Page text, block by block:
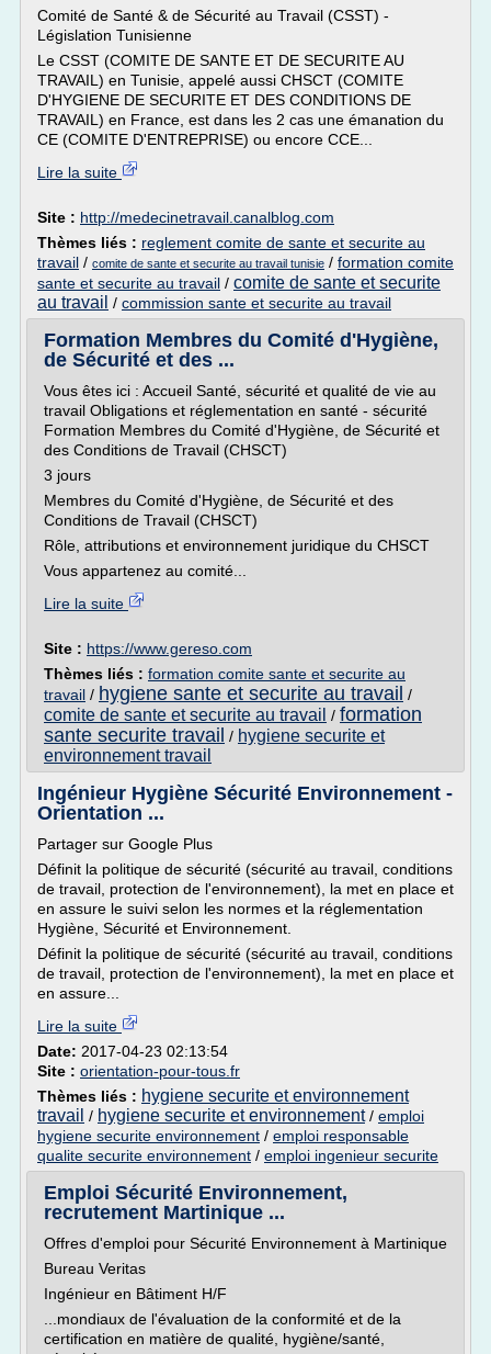
Comité de Santé & de Sécurité au Travail (CSST) -
Législation Tunisienne
Le CSST (COMITE DE SANTE ET DE SECURITE AU
TRAVAIL) en Tunisie, appelé aussi CHSCT (COMITE
D'HYGIENE DE SECURITE ET DES CONDITIONS DE
TRAVAIL) en France, est dans les 2 cas une émanation du
CE (COMITE D'ENTREPRISE) ou encore CCE...
Lire la suite
Site : http://medecinetravail.canalblog.com
Thèmes liés : reglement comite de sante et securite au
travail / comite de sante et securite au travail tunisie / formation comite
sante et securite au travail / comite de sante et securite
au travail / commission sante et securite au travail
Formation Membres du Comité d'Hygiène,
de Sécurité et des ...
Vous êtes ici : Accueil Santé, sécurité et qualité de vie au
travail Obligations et réglementation en santé - sécurité
Formation Membres du Comité d'Hygiène, de Sécurité et
des Conditions de Travail (CHSCT)
3 jours
Membres du Comité d'Hygiène, de Sécurité et des
Conditions de Travail (CHSCT)
Rôle, attributions et environnement juridique du CHSCT
Vous appartenez au comité...
Lire la suite
Site : https://www.gereso.com
Thèmes liés : formation comite sante et securite au
travail / hygiene sante et securite au travail /
comite de sante et securite au travail / formation
sante securite travail / hygiene securite et
environnement travail
Ingénieur Hygiène Sécurité Environnement -
Orientation ...
Partager sur Google Plus
Définit la politique de sécurité (sécurité au travail, conditions
de travail, protection de l'environnement), la met en place et
en assure le suivi selon les normes et la réglementation
Hygiène, Sécurité et Environnement.
Définit la politique de sécurité (sécurité au travail, conditions
de travail, protection de l'environnement), la met en place et
en assure...
Lire la suite
Date: 2017-04-23 02:13:54
Site : orientation-pour-tous.fr
Thèmes liés : hygiene securite et environnement
travail / hygiene securite et environnement/ emploi
hygiene securite environnement / emploi responsable
qualite securite environnement / emploi ingenieur securite
Emploi Sécurité Environnement,
recrutement Martinique ...
Offres d'emploi pour Sécurité Environnement à Martinique
Bureau Veritas
Ingénieur en Bâtiment H/F
...mondiaux de l'évaluation de la conformité et de la
certification en matière de qualité, hygiène/santé,